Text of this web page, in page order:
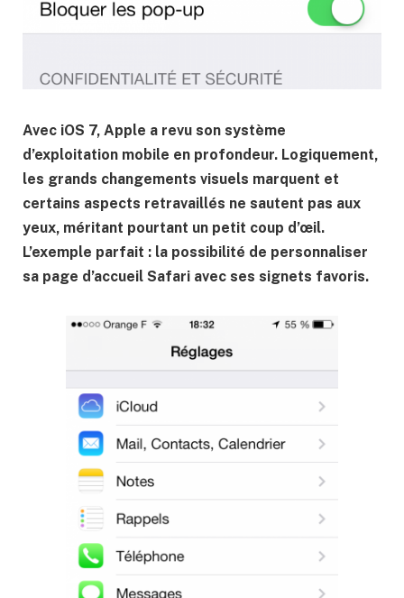
Avec iOS 7, Apple a revu son système
d’exploitation mobile en profondeur. Logiquement,
les grands changements visuels marquent et
certains aspects retravaillés ne sautent pas aux
yeux, méritant pourtant un petit coup d’œil.
L’exemple parfait : la possibilité de personnaliser
sa page d’accueil Safari avec ses signets favoris.